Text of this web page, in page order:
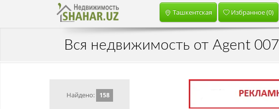
Ташкентская Избранное (0)
Вся недвижимость от Agent 007
Найдено: 158